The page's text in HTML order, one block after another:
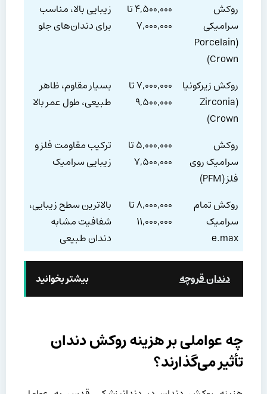
روکش
سرامیکی
(Porcelain
Crown)
۴,۵۰۰,۰۰۰ تا
۷,۰۰۰,۰۰۰
زیبایی بالا، مناسب
برای دندان‌های جلو
روکش زیرکونیا
(Zirconia
Crown)
۷,۰۰۰,۰۰۰ تا
۹,۵۰۰,۰۰۰
بسیار مقاوم، ظاهر
طبیعی، طول عمر بالا
روکش
سرامیک روی
فلز (PFM)
۵,۰۰۰,۰۰۰ تا
۷,۵۰۰,۰۰۰
ترکیب مقاومت فلز و
زیبایی سرامیک
روکش تمام
سرامیک
e.max
۸,۰۰۰,۰۰۰ تا
۱۱,۰۰۰,۰۰۰
بالاترین سطح زیبایی،
شفافیت مشابه
دندان طبیعی
بیشتر بخوانید دندان قروچه
چه عواملی بر هزینه روکش دندان
تأثیر می‌گذارند؟